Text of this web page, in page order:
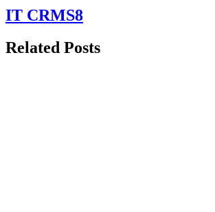
IT CRMS8
Related Posts